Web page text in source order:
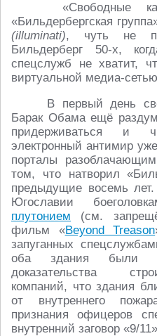
«Свободные
«Бильдербергская
(illuminati), чуть не
Бильдерберг 50-х,
спецслужб не хватит,
виртуальной медиа-
В первый день
Барак Обама ещё
придерживаться и
электронный антимир
порталы
том, что натворил
предыдущие восемь
Югославии
плутонием (см.
фильм «Beyond Treason
запуганных
оба здания были
доказательства
компаний, что здания
от внутреннего
признания офицеров
внутренний заговор «9/